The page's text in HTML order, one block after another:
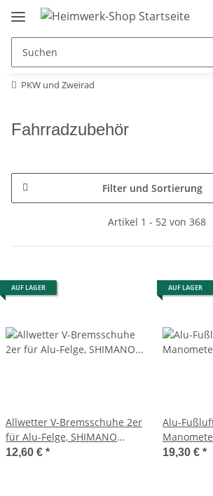
PKW und Zweirad
Fahrradzubehör
Filter und Sortierung
Artikel 1 - 52 von 368
AUF LAGER
Allwetter V-Bremsschuhe 2er
für Alu-Felge, SHIMANO
kompatibel
12,60 € *
AUF LAGER
Alu-
alle
19,30 € *